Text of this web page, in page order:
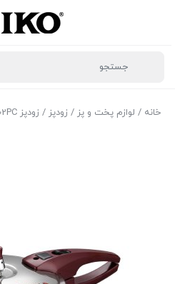
خانه / لوازم پخت و پز / زودپز / زودپز AK502PC